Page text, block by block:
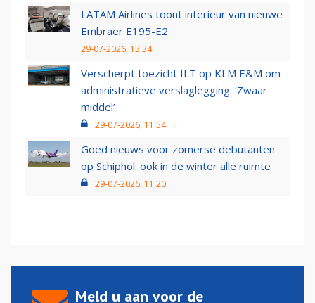
LATAM Airlines toont interieur van nieuwe
Embraer E195-E2
29-07-2026, 13:34
Verscherpt toezicht ILT op KLM E&M om
administratieve verslaglegging: ‘Zwaar
middel’
29-07-2026, 11:54
Goed nieuws voor zomerse debutanten
op Schiphol: ook in de winter alle ruimte
29-07-2026, 11:20
Meld u aan voor de